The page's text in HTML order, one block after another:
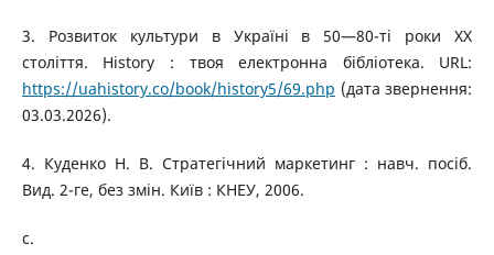
3. Розвиток культури в Україні в 50—80-ті роки XX
століття. History : твоя електронна бібліотека. URL:
https://uahistory.co/book/history5/69.php (дата звернення:
03.03.2026).
4. Куденко Н. В. Стратегічний маркетинг : навч. посіб.
Вид. 2-ге, без змін. Київ : КНЕУ, 2006.
с.